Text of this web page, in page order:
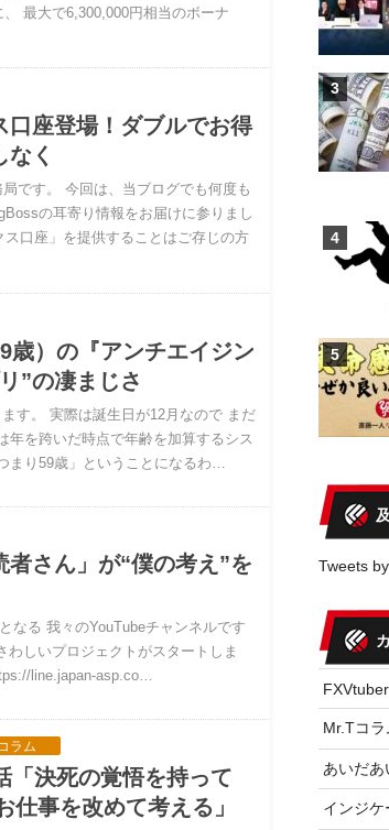
最大で6,300,000円相当のボーナ
座登場！ダブルでお得
く
です。 今回は、当ブログでも何度も
の耳寄り情報をお届けに参りまし
口座」を提供することはご存じの方
歳）の『アンチエイジン
”の凄まじさ
す。 実際は誕生日が12月なので まだ
年を跨いだ時点で年齢を加算するシス
り59歳」ということになるわ…
者さん」が“僕の考え”を
なる 我々のYouTubeチャンネルです
しいプロジェクトがスタートしま
line.japan-asp.co…
ラム
「決死の覚悟を持って
仕事を改めて考える」
3
4
5
Tweets
Mr.Tコ
あいだ
インジ